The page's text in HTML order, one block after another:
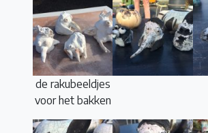
de rakubeeldjes
voor het bakken